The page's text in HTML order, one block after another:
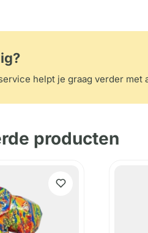
helpt je graag verder met
producten